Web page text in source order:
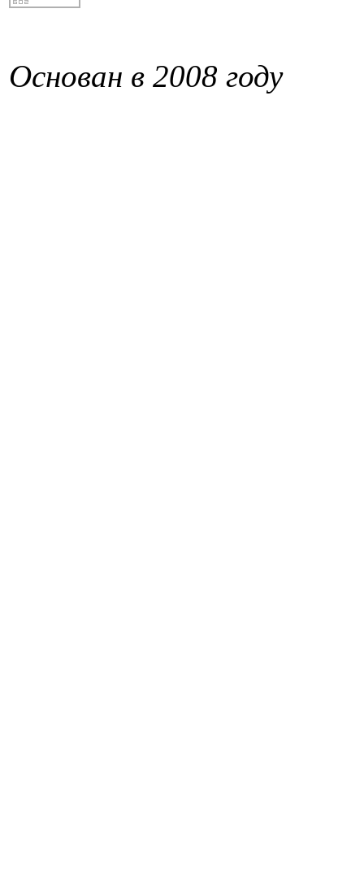
Основан в 2008 году